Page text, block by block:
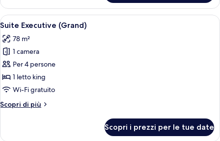
Grand,
letto
Apri
tutte
le
foto
per
Suite
Executive
Suite Executive (Grand) | Biancheria
12
Suite Executive (Grand)
78 m²
1 camera
Per 4 persone
1 letto king
Wi-Fi gratuito
Scopri di più
Altri
Executive
Scopri i prezzi per le tue date